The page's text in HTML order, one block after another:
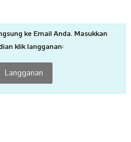
ke Email Anda. Masukkan
klik langganan: